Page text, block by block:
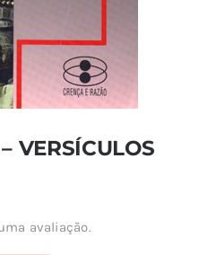
VERSÍCULOS
avaliação.